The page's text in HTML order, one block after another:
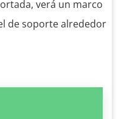
verá un marco
de soporte alrededor